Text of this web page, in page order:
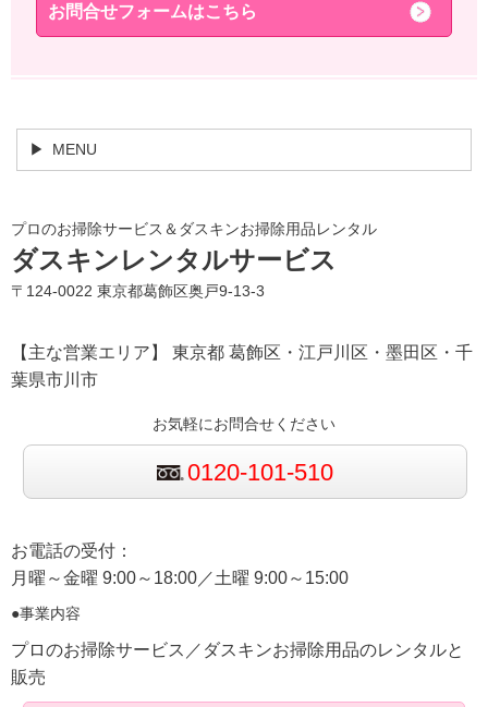
お問合せフォームはこちら
MENU
プロのお掃除サービス＆ダスキンお掃除用品レンタル
ダスキンレンタルサービス
〒124-0022 東京都葛飾区奥戸9-13-3
【主な営業エリア】 東京都 葛飾区・江戸川区・墨田区・千
葉県市川市
お気軽にお問合せください
0120-101-510
お電話の受付：
月曜～金曜 9:00～18:00／土曜 9:00～15:00
●事業内容
プロのお掃除サービス／ダスキンお掃除用品のレンタルと
販売